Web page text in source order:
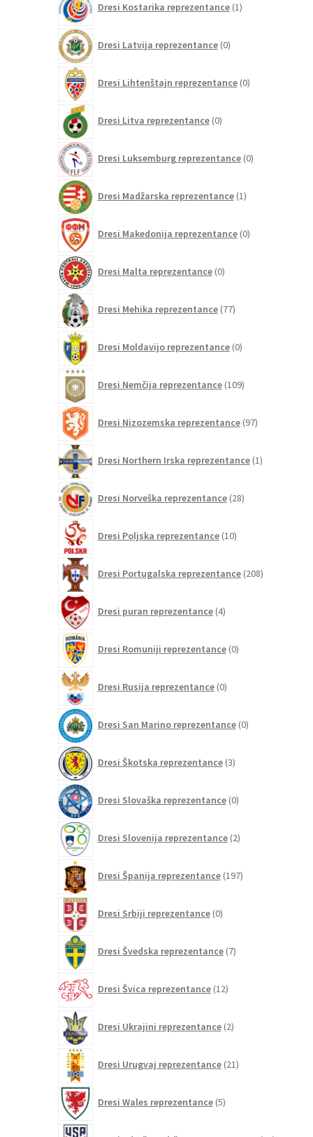
Dresi Kostarika reprezentance 1izdelek
Dresi Latvija reprezentance 0izdelkov
Dresi Lihtenštajn reprezentance 0izdelkov
Dresi Litva reprezentance 0izdelkov
Dresi Luksemburg reprezentance 0izdelkov
Dresi Madžarska reprezentance 1izdelek
Dresi Makedonija reprezentance 0izdelkov
Dresi Malta reprezentance 0izdelkov
Dresi Mehika reprezentance 77izdelkov
Dresi Moldavijo reprezentance 0izdelkov
Dresi Nemčija reprezentance 109izdelkov
Dresi Nizozemska reprezentance 97izdelkov
Dresi Northern Irska reprezentance 1izdelek
Dresi Norveška reprezentance 28izdelkov
Dresi Poljska reprezentance 10izdelkov
Dresi Portugalska reprezentance 208izdelkov
Dresi puran reprezentance 4izdelki
Dresi Romuniji reprezentance 0izdelkov
Dresi Rusija reprezentance 0izdelkov
Dresi San Marino reprezentance 0izdelkov
Dresi Škotska reprezentance 3izdelki
Dresi Slovaška reprezentance 0izdelkov
Dresi Slovenija reprezentance 2izdelka
Dresi Španija reprezentance 197izdelkov
Dresi Srbiji reprezentance 0izdelkov
Dresi Švedska reprezentance 7izdelkov
Dresi Švica reprezentance 12izdelkov
Dresi Ukrajini reprezentance 2izdelka
Dresi Urugvaj reprezentance 21izdelkov
Dresi Wales reprezentance 5izdelkov